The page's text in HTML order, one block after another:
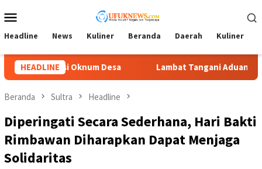
ke
kontenMobile
Headline News Kuliner Beranda Daerah Kuliner
HEADLINELambat Tangani Aduan Penyerobotan Tanah, Tim
Beranda Sultra Headline
Diperingati Secara Sederhana, Hari Bakti
Rimbawan Diharapkan Dapat Menjaga
Solidaritas